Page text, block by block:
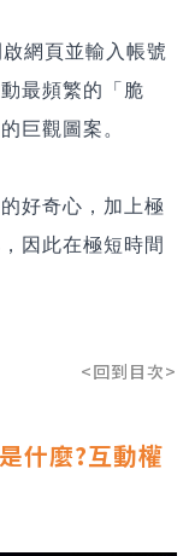
網頁並輸入帳號
最頻繁的「脆
巨觀圖案。
好奇心，加上極
因此在極短時間
<回到目次>
什麼?互動權